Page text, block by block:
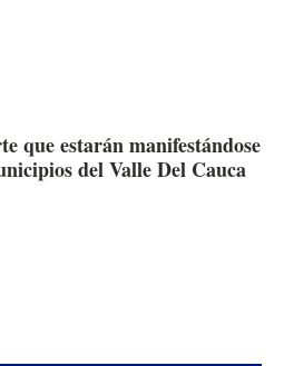
que estarán manifestándose
del Valle Del Cauca